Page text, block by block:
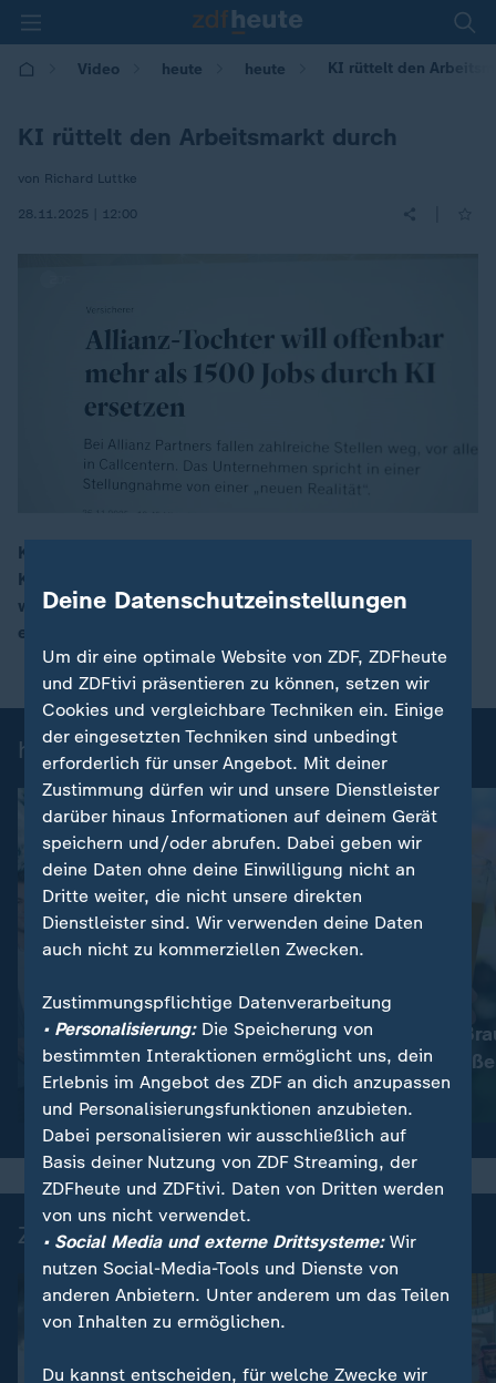
Video heute heute KI rüttelt den
KI rüttelt den Arbeitsmarkt durch
von Richard Luttke
28.11.2025 | 12:00
00:16
Künstliche Intelligenz stellt die Arbeitswelt auf den
Kopf. Experten schätzen, dass rund 800.000 Jobs
wegfallen könnten, jedoch auch ähnlich viele neue
entstehen.
heute-Nachrichten: Einzelbeiträge
Wetter:
So wird das Wetter
Nachrichten | heute
Immer mehr
müssen
Video
Zuletzt auf ZDFheute veröffentlicht
Deine Datenschutzeinstellungen
Um dir eine optimale Website von ZDF, ZDFheute
und ZDFtivi präsentieren zu können, setzen wir
Cookies und vergleichbare Techniken ein. Einige
der eingesetzten Techniken sind unbedingt
erforderlich für unser Angebot. Mit deiner
Zustimmung dürfen wir und unsere Dienstleister
darüber hinaus Informationen auf deinem Gerät
speichern und/oder abrufen. Dabei geben wir
deine Daten ohne deine Einwilligung nicht an
Dritte weiter, die nicht unsere direkten
Dienstleister sind. Wir verwenden deine Daten
auch nicht zu kommerziellen Zwecken.
Zustimmungspflichtige Datenverarbeitung
• Personalisierung:Die Speicherung von
bestimmten Interaktionen ermöglicht uns, dein
Erlebnis im Angebot des ZDF an dich anzupassen
und Personalisierungsfunktionen anzubieten.
Dabei personalisieren wir ausschließlich auf
Basis deiner Nutzung von ZDF Streaming, der
ZDFheute und ZDFtivi. Daten von Dritten werden
von uns nicht verwendet.
• Social Media und externe Drittsysteme:Wir
nutzen Social-Media-Tools und Dienste von
anderen Anbietern. Unter anderem um das Teilen
von Inhalten zu ermöglichen.
Du kannst entscheiden, für welche Zwecke wir